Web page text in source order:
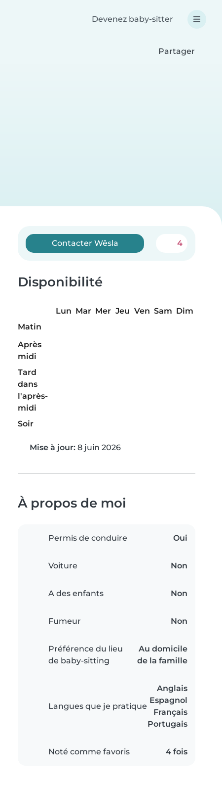
Devenez baby-sitter
Partager
Contacter Wêsla 4
Disponibilité
Lun Mar Mer Jeu Ven Sam Dim
Matin
Après
midi
Tard
dans
l'après-
midi
Soir
Mise à jour: 8 juin 2026
À propos de moi
Permis de conduire Oui
Voiture Non
A des enfants Non
Fumeur Non
Préférence du lieu
de baby-sitting
Au domicile
de la famille
Langues que je pratique
Anglais
Espagnol
Français
Portugais
Noté comme favoris 4 fois